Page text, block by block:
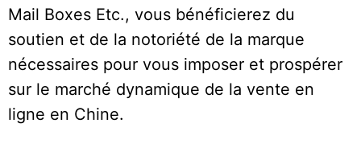
Mail Boxes Etc., vous bénéficierez du
soutien et de la notoriété de la marque
nécessaires pour vous imposer et prospérer
sur le marché dynamique de la vente en
ligne en Chine.